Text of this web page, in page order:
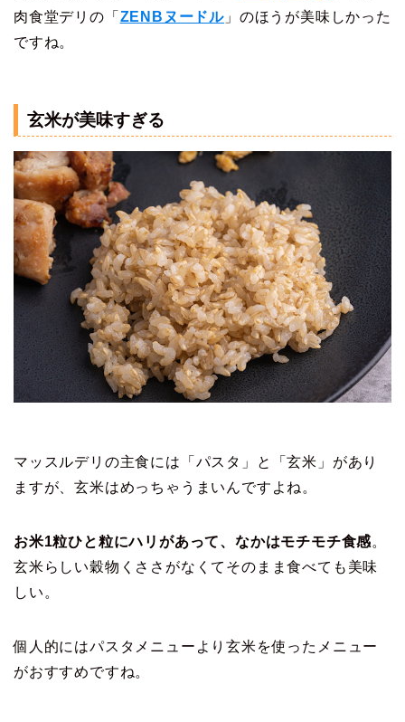
肉食堂デリの「 ZENBヌードル 」のほうが美味しかった
ですね。
玄米が美味すぎる
マッスルデリの主食には「パスタ」と「玄米」があり
ますが、玄米はめっちゃうまいんですよね。
お米1粒ひと粒にハリがあって、なかはモチモチ食感。
玄米らしい穀物くささがなくてそのまま食べても美味
しい。
個人的にはパスタメニューより玄米を使ったメニュー
がおすすめですね。